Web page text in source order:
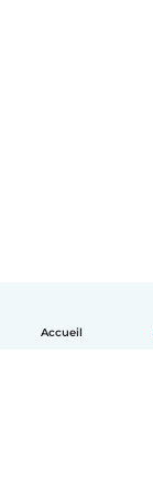
Accueil